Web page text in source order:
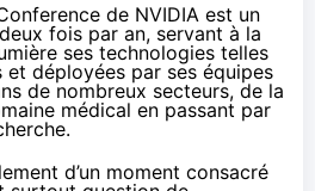
de NVIDIA est un
fois par an, servant à la
ses technologies telles
et déployées par ses équipes
de nombreux secteurs, de la
médical en passant par
d’un moment consacré